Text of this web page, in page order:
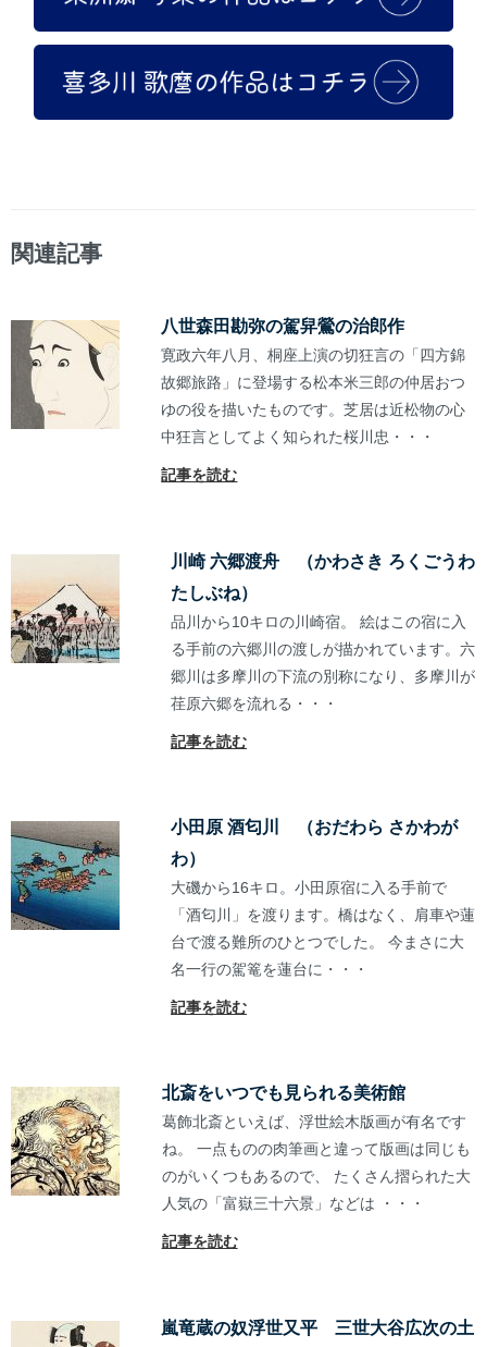
関連記事
八世森田勘弥の駕舁鶯の治郎作
寛政六年八月、桐座上演の切狂言の「四方錦
故郷旅路」に登場する松本米三郎の仲居おつ
ゆの役を描いたものです。芝居は近松物の心
中狂言としてよく知られた桜川忠・・・
記事を読む
川崎 六郷渡舟 （かわさき ろくごうわ
たしぶね）
品川から10キロの川崎宿。 絵はこの宿に入
る手前の六郷川の渡しが描かれています。六
郷川は多摩川の下流の別称になり、多摩川が
荏原六郷を流れる・・・
記事を読む
小田原 酒匂川 （おだわら さかわが
わ）
大磯から16キロ。小田原宿に入る手前で
「酒匂川」を渡ります。橋はなく、肩車や蓮
台で渡る難所のひとつでした。 今まさに大
名一行の駕篭を蓮台に・・・
記事を読む
北斎をいつでも見られる美術館
葛飾北斎といえば、浮世絵木版画が有名です
ね。 一点ものの肉筆画と違って版画は同じも
のがいくつもあるので、 たくさん摺られた大
人気の「富嶽三十六景」などは ・・・
記事を読む
嵐竜蔵の奴浮世又平 三世大谷広次の土